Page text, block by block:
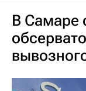
В Самаре